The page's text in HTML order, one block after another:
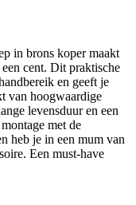
in brons koper maakt
cent. Dit praktische
en geeft je
van hoogwaardige
levensduur en een
met de
heb je in een mum van
Een must-have